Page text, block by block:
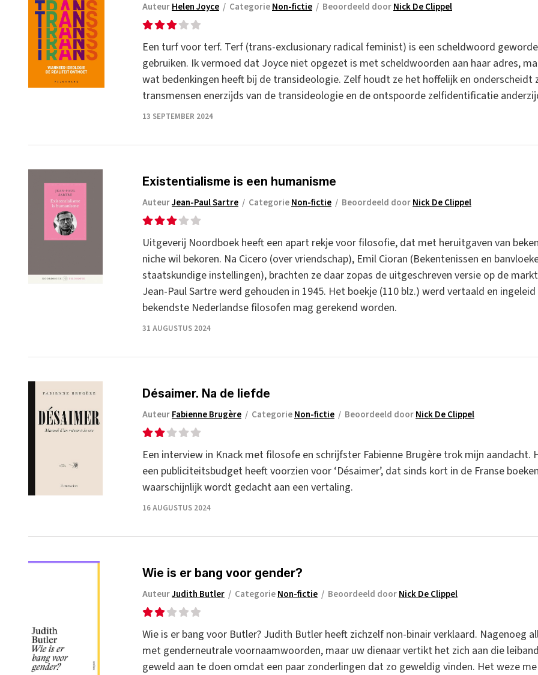
AuteurHelen Joyce / CategorieNon-fictie / Beoordeeld doorNick De Clippel
Een turf voor terf. Terf (trans-exclusionary radical feminist) is een scheldwoord
gebruiken. Ik vermoed dat Joyce niet opgezet is met scheldwoorden aan haar adres,
wat bedenkingen heeft bij de transideologie. Zelf houdt ze het hoffelijk en onderscheidt
transmensen enerzijds van de transideologie en de ontspoorde zelfidentificatie
13 SEPTEMBER 2024
Existentialisme is een humanisme
AuteurJean-Paul Sartre / CategorieNon-fictie / Beoordeeld doorNick De Clippel
Uitgeverij Noordboek heeft een apart rekje voor filosofie, dat met heruitgaven van
niche wil bekoren. Na Cicero (over vriendschap), Emil Cioran (Bekentenissen en
staatskundige instellingen), brachten ze daar zopas de uitgeschreven versie op de
Jean-Paul Sartre werd gehouden in 1945. Het boekje (110 blz.) werd vertaald en
bekendste Nederlandse filosofen mag gerekend worden.
31 AUGUSTUS 2024
Désaimer. Na de liefde
AuteurFabienne Brugère / CategorieNon-fictie / Beoordeeld doorNick De Clippel
Een interview in Knack met filosofe en schrijfster Fabienne Brugère trok mijn
een publiciteitsbudget heeft voorzien voor ‘Désaimer’, dat sinds kort in de Franse
waarschijnlijk wordt gedacht aan een vertaling.
16 AUGUSTUS 2024
Wie is er bang voor gender?
AuteurJudith Butler / CategorieNon-fictie / Beoordeeld doorNick De Clippel
Wie is er bang voor Butler? Judith Butler heeft zichzelf non-binair verklaard. Nagenoeg
met genderneutrale voornaamwoorden, maar uw dienaar vertikt het zich aan die
geweld aan te doen omdat een paar zonderlingen dat zo geweldig vinden. Het weze